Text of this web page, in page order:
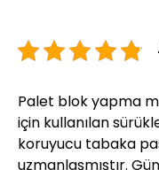
Palet blok yapma
için kullanılan
koruyucu tabaka
uzmanlaşmıştır.